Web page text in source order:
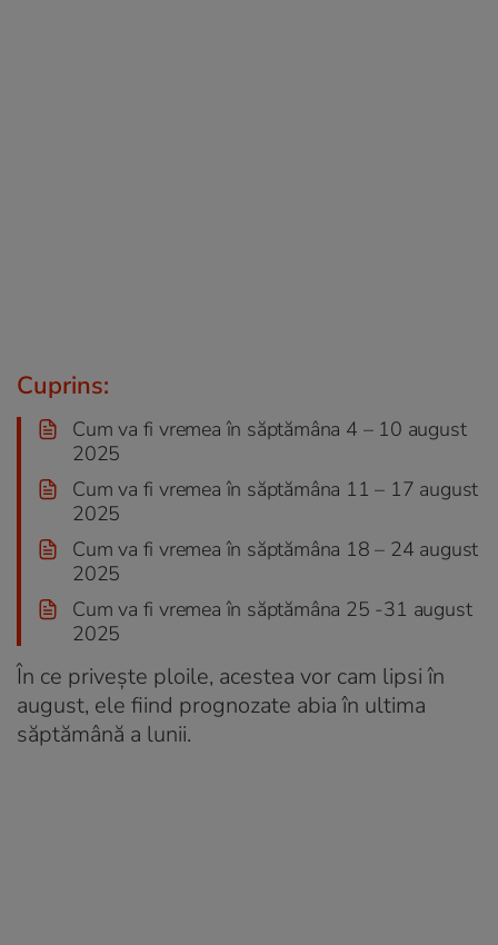
Cuprins:
Cum va fi vremea în săptămâna 4 – 10 august
2025
Cum va fi vremea în săptămâna 11 – 17 august
2025
Cum va fi vremea în săptămâna 18 – 24 august
2025
Cum va fi vremea în săptămâna 25 -31 august
2025
În ce privește ploile, acestea vor cam lipsi în
august, ele fiind prognozate abia în ultima
săptămână a lunii.